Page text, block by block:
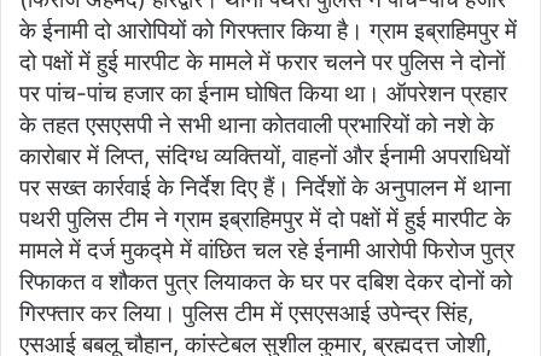
s
A
p
p
e
b
o
o
k
er l
e
के ईनामी दो आरोपियों को गिरफ्तार किया है। ग्राम इब्राहिमपुर में
दो पक्षों में हुई मारपीट के मामले में फरार चलने पर पुलिस ने दोनों
पर पांच-पांच हजार का ईनाम घोषित किया था। ऑपरेशन प्रहार
के तहत एसएसपी ने सभी थाना कोतवाली प्रभारियों को नशे के
कारोबार में लिप्त, संदिग्ध व्यक्तियों, वाहनों और ईनामी अपराधियों
पर सख्त कार्रवाई के निर्देश दिए हैं। निर्देशों के अनुपालन में थाना
पथरी पुलिस टीम ने ग्राम इब्राहिमपुर में दो पक्षों में हुई मारपीट के
मामले में दर्ज मुकद्मे में वांछित चल रहे ईनामी आरोपी फिरोज पुत्र
रिफाकत व शौकत पुत्र लियाकत के घर पर दबिश देकर दोनों को
गिरफ्तार कर लिया। पुलिस टीम में एसएसआई उपेन्द्र सिंह,
एसआई बबलू चौहान, कांस्टेबल सुशील कुमार, ब्रह्मदत्त जोशी,